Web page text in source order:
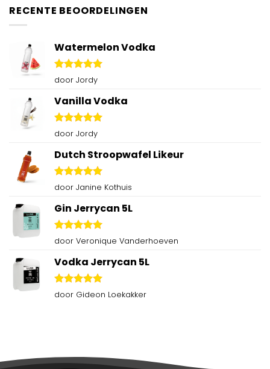
RECENTE BEOORDELINGEN
Watermelon Vodka
Gewaardeerd
door Jordy
Vanilla Vodka
Gewaardeerd
door Jordy
Dutch Stroopwafel Likeur
Gewaardeerd
door Janine Kothuis
Gin Jerrycan 5L
Gewaardeerd
door Veronique Vanderhoeven
Vodka Jerrycan 5L
Gewaardeerd
door Gideon Loekakker